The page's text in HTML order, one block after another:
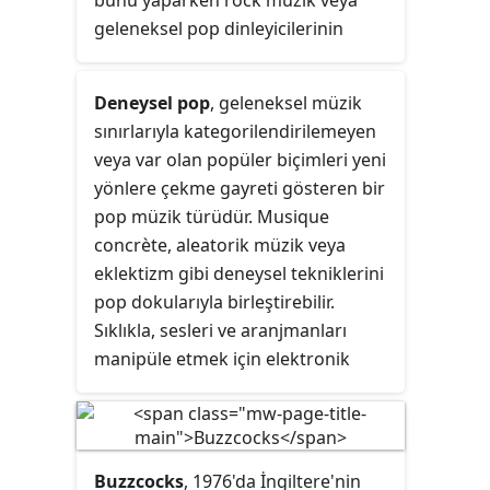
zamanda folk rock için önemli bir
yazarlığını yapmaktadır.
geleneksel pop dinleyicilerinin
kavramları, türle ilişkilendirilmiş
sanatçıların genel olarak
odağındadır.
Deneysel pop, geleneksel müzik
sınırlarıyla kategorilendirilemeyen
veya var olan popüler biçimleri yeni
yönlere çekme gayreti gösteren bir
pop müzik türüdür. Musique
concrète, aleatorik müzik veya
eklektizm gibi deneysel tekniklerini
pop dokularıyla birleştirebilir.
Sıklıkla, sesleri ve aranjmanları
manipüle etmek için elektronik
aynı anda olmasa da kurgusunda
ses-tabanlı ve nota-tabanlı
çalışmaları bir araya getirebilir.
Buzzcocks, 1976'da İngiltere'nin